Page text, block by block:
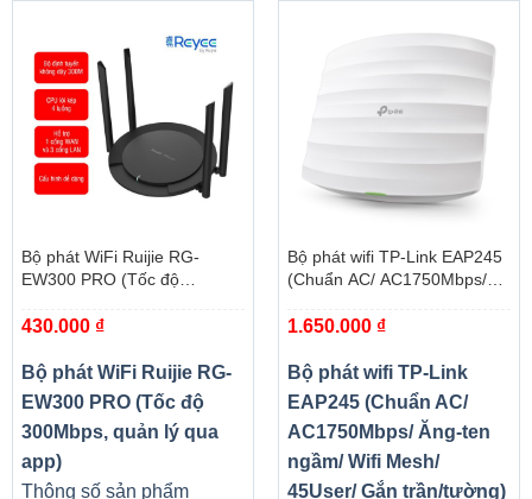
Thông Tin sản phẩm:
* Memory Type (Kiểu bộ nhớ): DDR3
* Dung lượng: 4 GB 8 GB
* Tần Số làm việc: 1600 MHz
* Thời gian: DDR3 8 GB 1600 MHz (11-11-11-28)
* CL: 11
* Giao diện Quy Cách: 240pin-DIMM
* Điện Áp làm việc: 1.5 V
Bộ phát WiFi Ruijie RG-
EW300 PRO (Tốc độ
430.000 ₫
Bộ phát WiFi Ruijie RG-
EW300 PRO (Tốc độ
300Mbps, quản lý qua
app)
Thông số sản phẩm
Bộ phát wifi TP-Link EAP245
(Chuẩn AC/ AC1750Mbps/
45User/ Gắn trần/tường)
1.650.000 ₫
Bộ phát wifi TP-Link
EAP245 (Chuẩn AC/
AC1750Mbps/ Ăng-ten
ngầm/ Wifi Mesh/
45User/ Gắn trần/tường)